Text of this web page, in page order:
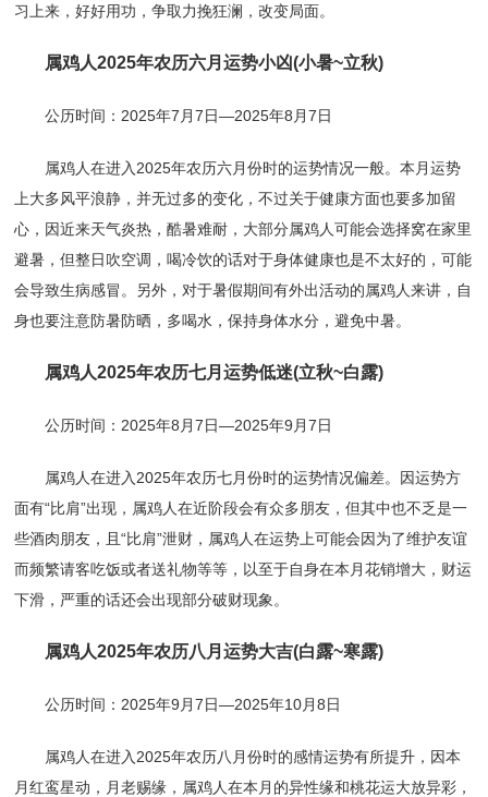
习上来，好好用功，争取力挽狂澜，改变局面。
属鸡人2025年农历六月运势小凶(小暑~立秋)
公历时间：2025年7月7日—2025年8月7日
属鸡人在进入2025年农历六月份时的运势情况一般。本月运势
上大多风平浪静，并无过多的变化，不过关于健康方面也要多加留
心，因近来天气炎热，酷暑难耐，大部分属鸡人可能会选择窝在家里
避暑，但整日吹空调，喝冷饮的话对于身体健康也是不太好的，可能
会导致生病感冒。另外，对于暑假期间有外出活动的属鸡人来讲，自
身也要注意防暑防晒，多喝水，保持身体水分，避免中暑。
属鸡人2025年农历七月运势低迷(立秋~白露)
公历时间：2025年8月7日—2025年9月7日
属鸡人在进入2025年农历七月份时的运势情况偏差。因运势方
面有“比肩”出现，属鸡人在近阶段会有众多朋友，但其中也不乏是一
些酒肉朋友，且“比肩”泄财，属鸡人在运势上可能会因为了维护友谊
而频繁请客吃饭或者送礼物等等，以至于自身在本月花销增大，财运
下滑，严重的话还会出现部分破财现象。
属鸡人2025年农历八月运势大吉(白露~寒露)
公历时间：2025年9月7日—2025年10月8日
属鸡人在进入2025年农历八月份时的感情运势有所提升，因本
月红鸾星动，月老赐缘，属鸡人在本月的异性缘和桃花运大放异彩，